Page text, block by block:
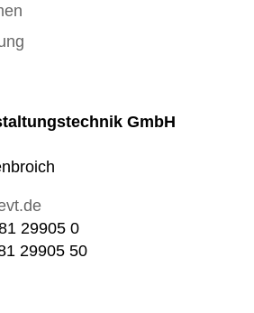
GmbH
29905 0
29905 50